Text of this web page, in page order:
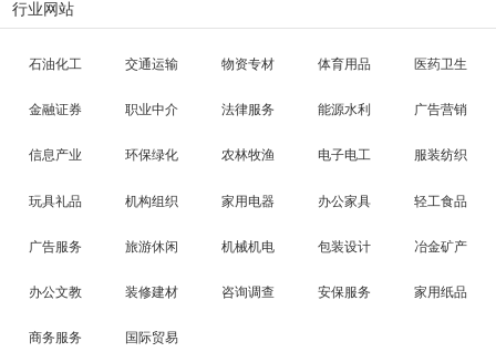
行业网站
石油化工 交通运输 物资专材 体育用品 医药卫生
金融证券 职业中介 法律服务 能源水利 广告营销
信息产业 环保绿化 农林牧渔 电子电工 服装纺织
玩具礼品 机构组织 家用电器 办公家具 轻工食品
广告服务 旅游休闲 机械机电 包装设计 冶金矿产
办公文教 装修建材 咨询调查 安保服务 家用纸品
商务服务 国际贸易